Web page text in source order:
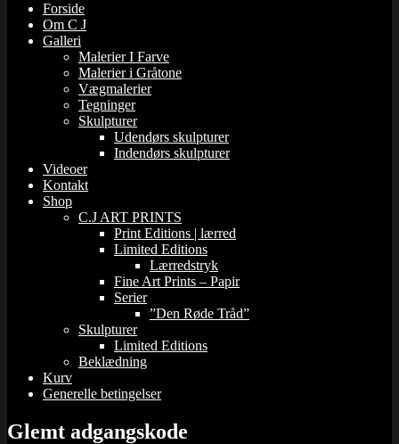
Forside
Om C J
Galleri
Malerier I Farve
Malerier i Gråtone
Vægmalerier
Tegninger
Skulpturer
Udendørs skulpturer
Indendørs skulpturer
Videoer
Kontakt
Shop
C.J ART PRINTS
Print Editions | lærred
Limited Editions
Lærredstryk
Fine Art Prints – Papir
Serier
”Den Røde Tråd”
Skulpturer
Limited Editions
Beklædning
Kurv
Generelle betingelser
Glemt adgangskode